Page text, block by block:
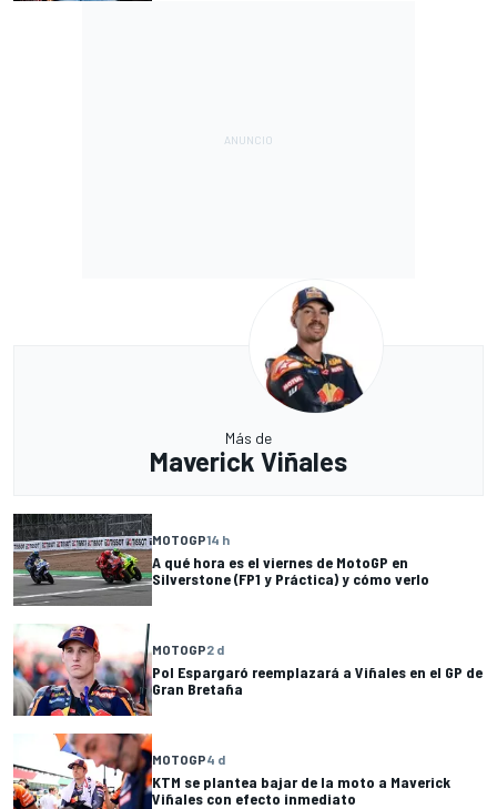
Más de
Maverick Viñales
MOTOGP14 h
A qué hora es el viernes de MotoGP en
Silverstone (FP1 y Práctica) y cómo verlo
MOTOGP2 d
Pol Espargaró reemplazará a Viñales en el GP de
Gran Bretaña
MOTOGP4 d
KTM se plantea bajar de la moto a Maverick
Viñales con efecto inmediato